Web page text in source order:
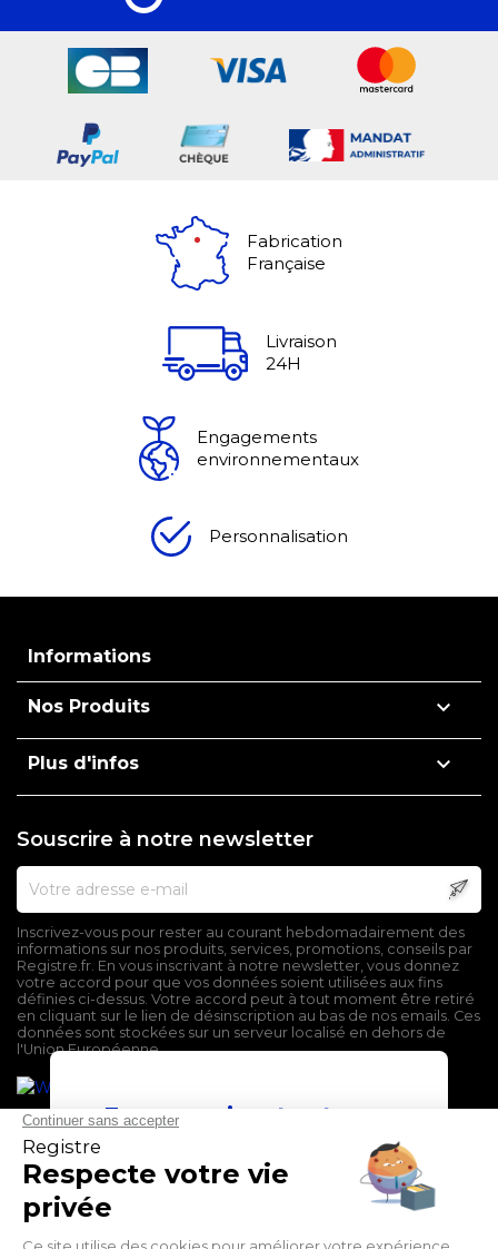
Fabrication
Française
Livraison
24H
Engagements
environnementaux
Personnalisation
Informations
Nos Produits 
Plus d'infos 
Souscrire à notre newsletter
Inscrivez-vous pour rester au courant hebdomadairement des
informations sur nos produits, services, promotions, conseils par
Registre.fr. En vous inscrivant à notre newsletter, vous donnez
votre accord pour que vos données soient utilisées aux fins
définies ci-dessus. Votre accord peut à tout moment être retiré
en cliquant sur le lien de désinscription au bas de nos emails. Ces
données sont stockées sur un serveur localisé en dehors de
l'Union Européenne.
En poursuivant votre
navigation sur ce site,
vous devez accepter
l’utilisation et l'écriture
de Cookies.